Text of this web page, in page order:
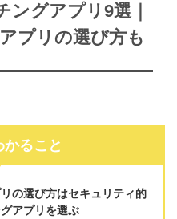
グアプリ9選｜
プリの選び方も
ること
の選び方はセキュリティ的
アプリを選ぶ